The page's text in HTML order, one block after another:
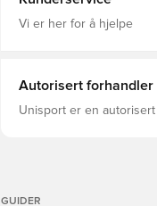
Vi er her for å hjelpe
Autorisert forhandler
Unisport er en
GUIDER